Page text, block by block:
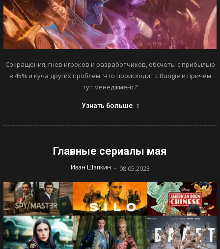
Сокращения, гнев игроков и разработчиков, обсчеты с прибылью
в 45% и куча других проблем. Что происходит с Bungie и причем
тут менеджмент?
Узнать больше
Главные сериалы мая
Иван Шапкин - 08.05.2023